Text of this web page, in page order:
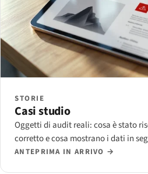
STORIE
Casi studio
Oggetti di audit reali: cosa è stato
corretto e cosa mostrano i dati in
ANTEPRIMA IN ARRIVO →